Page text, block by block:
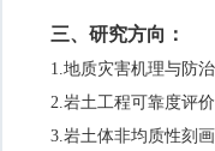
三、研究方向：
1.地质灾害机理与防治
2.岩土工程可靠度评价
3.岩土体非均质性刻画